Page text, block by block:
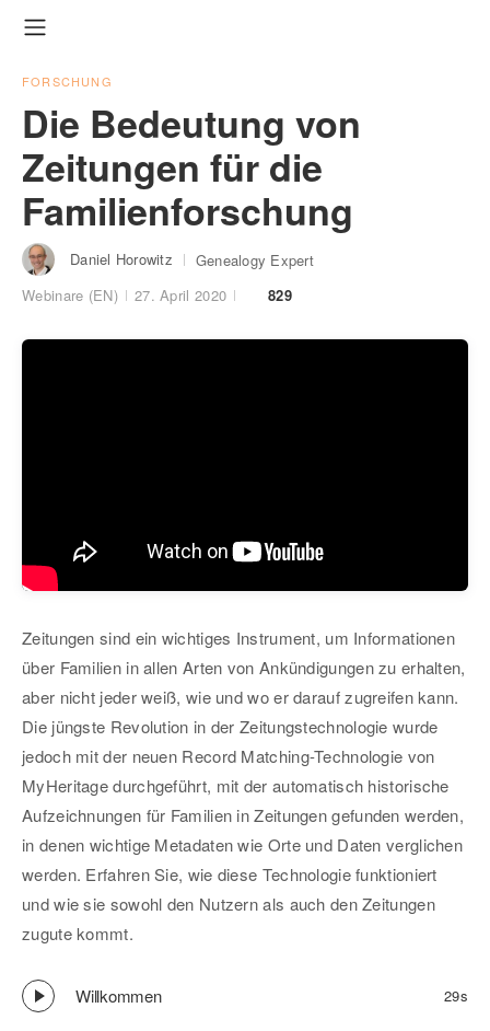
FORSCHUNG
Die Bedeutung von
Zeitungen für die
Familienforschung
Daniel Horowitz
Genealogy Expert
Webinare (EN)
27. April 2020 829
Zeitungen sind ein wichtiges Instrument, um Informationen
über Familien in allen Arten von Ankündigungen zu erhalten,
aber nicht jeder weiß, wie und wo er darauf zugreifen kann.
Die jüngste Revolution in der Zeitungstechnologie wurde
jedoch mit der neuen Record Matching-Technologie von
MyHeritage durchgeführt, mit der automatisch historische
Aufzeichnungen für Familien in Zeitungen gefunden werden,
in denen wichtige Metadaten wie Orte und Daten verglichen
werden. Erfahren Sie, wie diese Technologie funktioniert
und wie sie sowohl den Nutzern als auch den Zeitungen
zugute kommt.
Willkommen 29s